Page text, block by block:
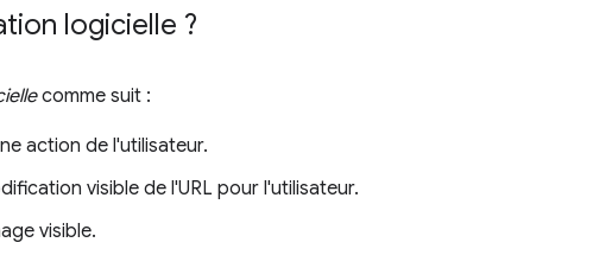
logicielle ?
comme suit :
action de l'utilisateur.
visible de l'URL pour l'utilisateur.
visible.